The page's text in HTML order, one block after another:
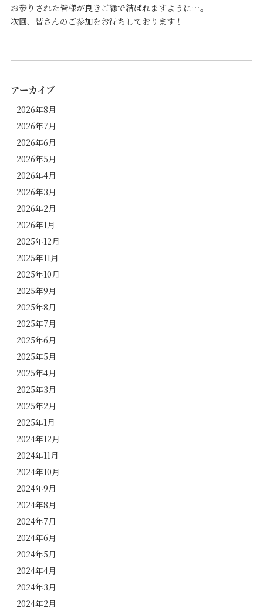
お参りされた皆様が良きご縁で結ばれますように…。
次回、皆さんのご参加をお待ちしております！
アーカイブ
2026年8月
2026年7月
2026年6月
2026年5月
2026年4月
2026年3月
2026年2月
2026年1月
2025年12月
2025年11月
2025年10月
2025年9月
2025年8月
2025年7月
2025年6月
2025年5月
2025年4月
2025年3月
2025年2月
2025年1月
2024年12月
2024年11月
2024年10月
2024年9月
2024年8月
2024年7月
2024年6月
2024年5月
2024年4月
2024年3月
2024年2月